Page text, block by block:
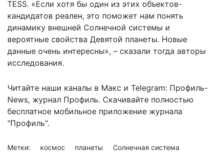
TESS. «Если хотя бы один из этих объектов-
кандидатов реален, это поможет нам понять
динамику внешней Солнечной системы и
вероятные свойства Девятой планеты. Новые
данные очень интересны», – сказали тогда авторы
исследования.
Читайте наши каналы в Макс и Telegram: Профиль-
News, журнал Профиль. Скачивайте полностью
бесплатное мобильное приложение журнала
"Профиль".
Метки: космос планеты Солнечная система